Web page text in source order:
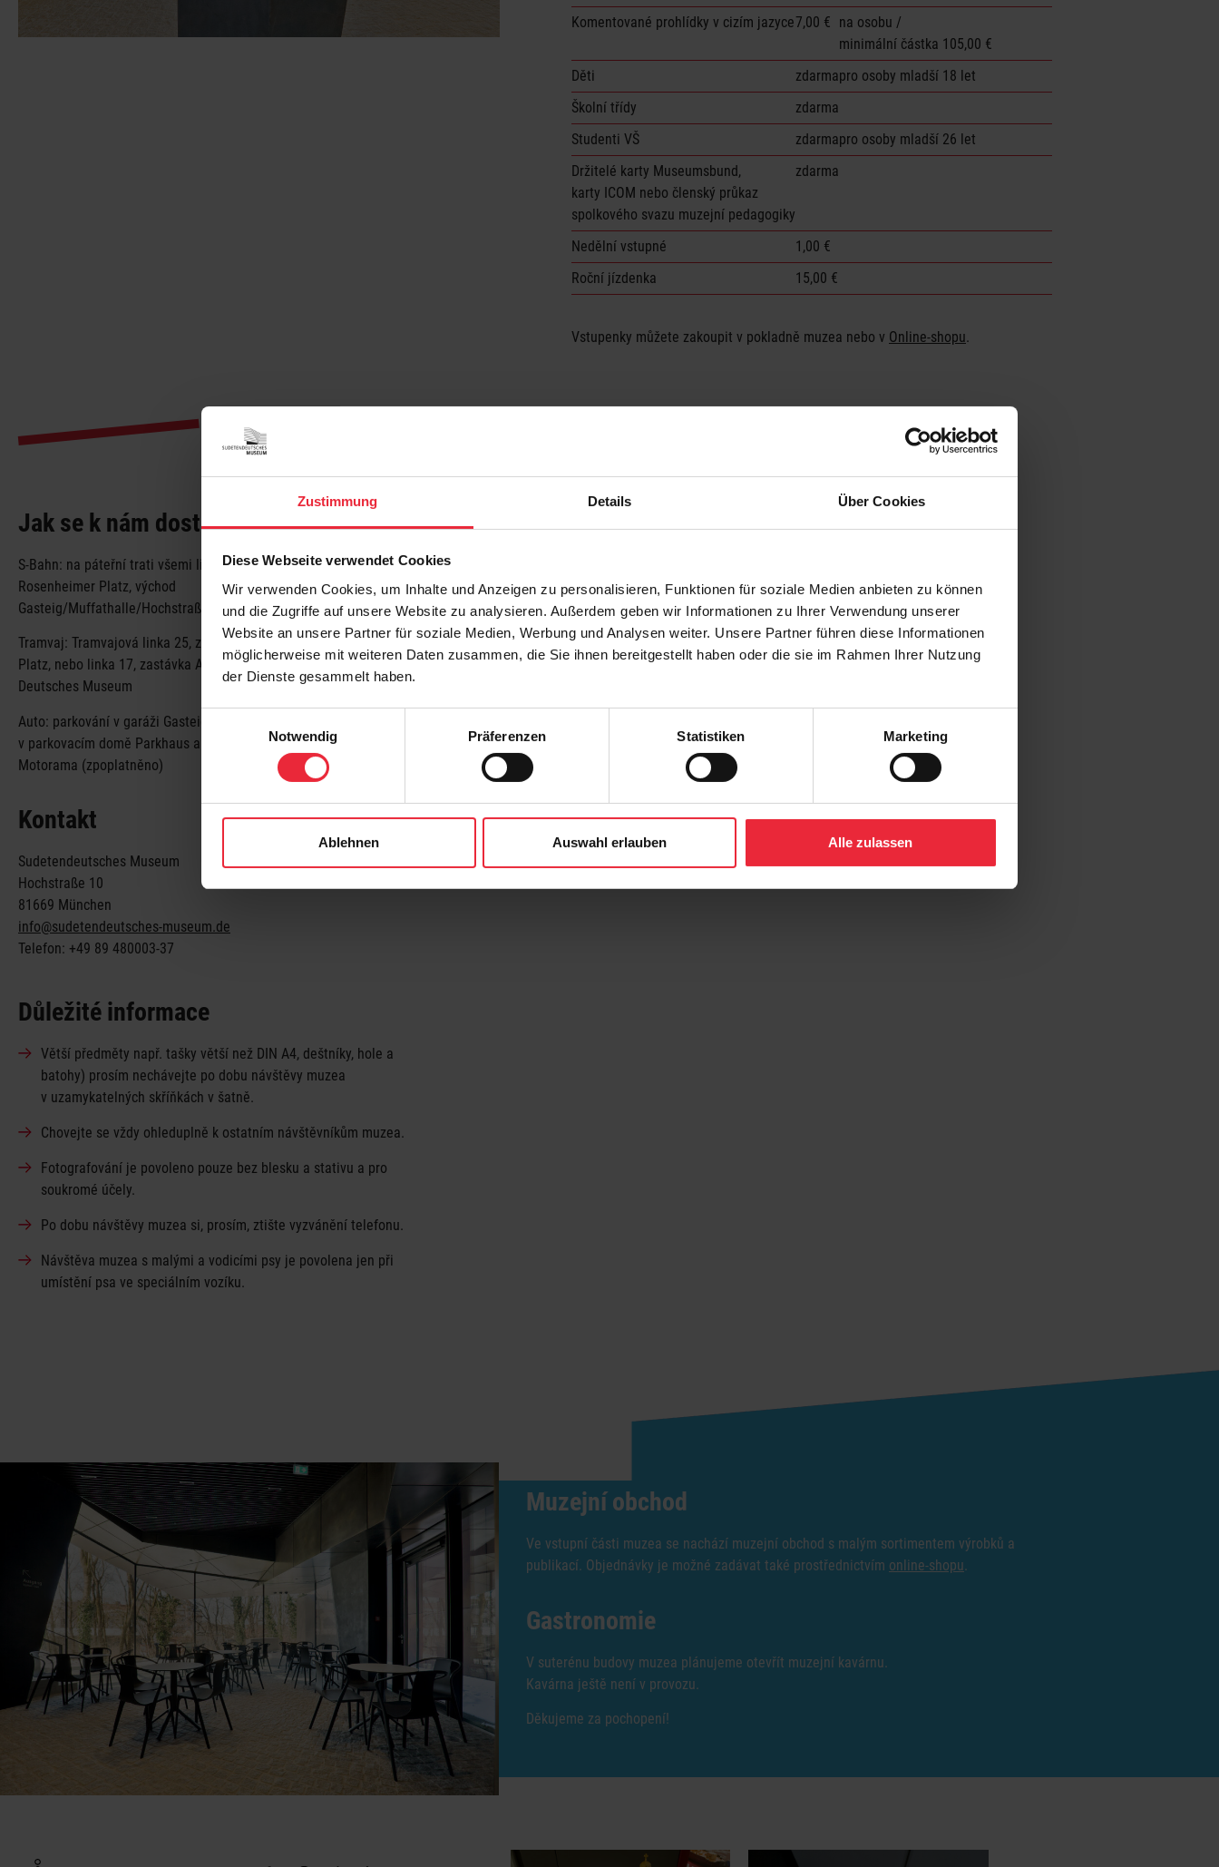
Zustimmung Details Über Cookies
Diese Webseite verwendet Cookies
Wir verwenden Cookies, um Inhalte und Anzeigen zu personalisieren, Funktionen für soziale Medien anbieten zu können
und die Zugriffe auf unsere Website zu analysieren. Außerdem geben wir Informationen zu Ihrer Verwendung unserer
Website an unsere Partner für soziale Medien, Werbung und Analysen weiter. Unsere Partner führen diese Informationen
möglicherweise mit weiteren Daten zusammen, die Sie ihnen bereitgestellt haben oder die sie im Rahmen Ihrer Nutzung
der Dienste gesammelt haben.
Notwendig
Präferenzen Statistiken Marketing
Ablehnen Auswahl erlauben Alle zulassen
Komentované prohlídky v cizím jazyce7,00 € na osobu /
minimální částka 105,00 €
Děti
zdarmapro osoby mladší 18 let
Školní třídy
zdarma
Studenti VŠ
zdarmapro osoby mladší 26 let
Držitelé karty Museumsbund,
karty ICOM nebo členský průkaz
spolkového svazu muzejní pedagogiky
zdarma
Nedělní vstupné
1,00 €
Roční jízdenka
15,00 €
Vstupenky můžete zakoupit v pokladně muzea nebo v Online-shopu.
Jak se k nám dostanete
S-Bahn: na páteřní trati všemi linkami na zastávku
Rosenheimer Platz, východ
Gasteig/Muffathalle/Hochstraße
Tramvaj: Tramvajová linka 25, zastávka Rosenheimer
Platz, nebo linka 17, zastávka Am Gasteig nebo
Deutsches Museum
Auto: parkování v garáži Gasteig-Parkgarage a
v parkovacím domě Parkhaus am Holiday Inn /
Motorama (zpoplatněno)
Kontakt
Sudetendeutsches Museum
Hochstraße 10
81669 München
info@sudetendeutsches-museum.de
Telefon: +49 89 480003-37
Erst wenn SieStatistiken Cookies zulassenwerden wir die Karte von Google Maps anzeigen.
Důležité informace
Větší předměty např. tašky větší než DIN A4, deštníky, hole a
batohy) prosím nechávejte po dobu návštěvy muzea
v uzamykatelných skříňkách v šatně.
Chovejte se vždy ohleduplně k ostatním návštěvníkům muzea.
Fotografování je povoleno pouze bez blesku a stativu a pro
soukromé účely.
Po dobu návštěvy muzea si, prosím, ztište vyzvánění telefonu.
Návštěva muzea s malými a vodicími psy je povolena jen při
umístění psa ve speciálním vozíku.
Muzejní obchod
Ve vstupní části muzea se nachází muzejní obchod s malým sortimentem výrobků a
publikací. Objednávky je možné zadávat také prostřednictvím online-shopu.
Gastronomie
V suterénu budovy muzea plánujeme otevřít muzejní kavárnu.
Kavárna ještě není v provozu.
Děkujeme za pochopení!